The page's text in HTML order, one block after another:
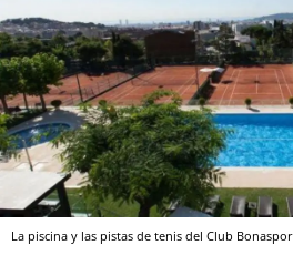
La piscina y las pistas de tenis del Club